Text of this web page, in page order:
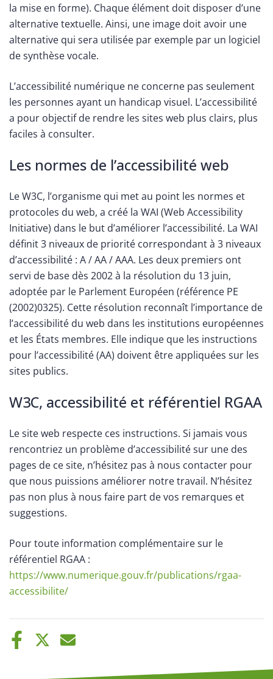
la mise en forme). Chaque élément doit disposer d’une
alternative textuelle. Ainsi, une image doit avoir une
alternative qui sera utilisée par exemple par un logiciel
de synthèse vocale.
L’accessibilité numérique ne concerne pas seulement
les personnes ayant un handicap visuel. L’accessibilité
a pour objectif de rendre les sites web plus clairs, plus
faciles à consulter.
Les normes de l’accessibilité web
Le W3C, l’organisme qui met au point les normes et
protocoles du web, a créé la WAI (Web Accessibility
Initiative) dans le but d’améliorer l’accessibilité. La WAI
définit 3 niveaux de priorité correspondant à 3 niveaux
d’accessibilité : A / AA / AAA. Les deux premiers ont
servi de base dès 2002 à la résolution du 13 juin,
adoptée par le Parlement Européen (référence PE
(2002)0325). Cette résolution reconnaît l’importance de
l’accessibilité du web dans les institutions européennes
et les États membres. Elle indique que les instructions
pour l’accessibilité (AA) doivent être appliquées sur les
sites publics.
W3C, accessibilité et référentiel RGAA
Le site web respecte ces instructions. Si jamais vous
rencontriez un problème d’accessibilité sur une des
pages de ce site, n’hésitez pas à nous contacter pour
que nous puissions améliorer notre travail. N’hésitez
pas non plus à nous faire part de vos remarques et
suggestions.
Pour toute information complémentaire sur le
référentiel RGAA :
https://www.numerique.gouv.fr/publications/rgaa-
accessibilite/